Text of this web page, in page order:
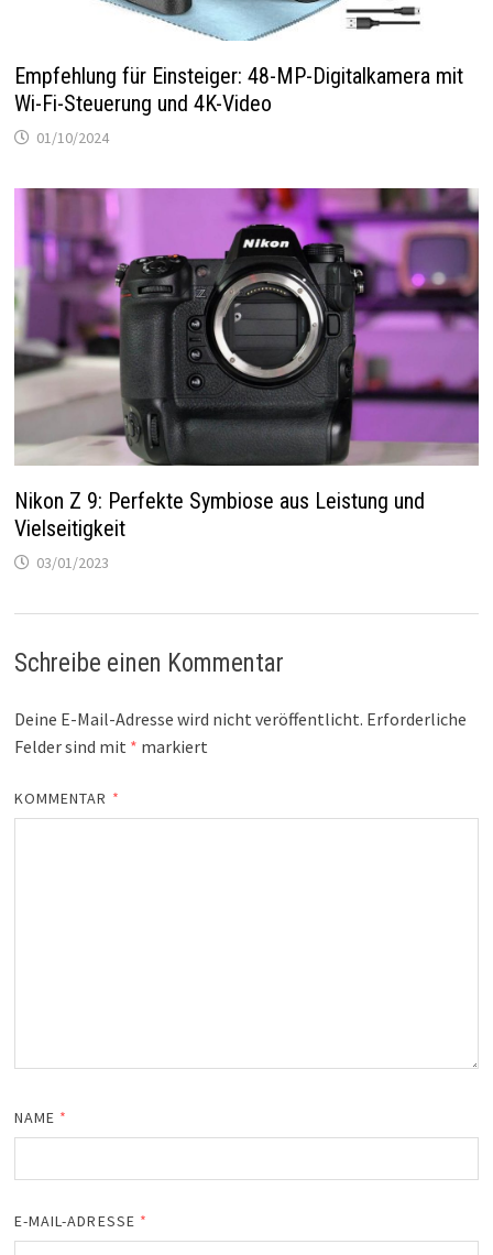
Empfehlung für Einsteiger: 48-MP-Digitalkamera mit
Wi-Fi-Steuerung und 4K-Video
01/10/2024
Nikon Z 9: Perfekte Symbiose aus Leistung und
Vielseitigkeit
03/01/2023
Schreibe einen Kommentar
Deine E-Mail-Adresse wird nicht veröffentlicht. Erforderliche
Felder sind mit * markiert
KOMMENTAR *
NAME *
E-MAIL-ADRESSE *